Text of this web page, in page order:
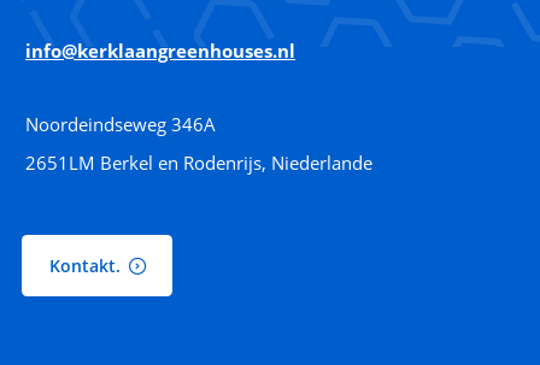
info@kerklaangreenhouses.nl
Noordeindseweg 346A
2651LM Berkel en Rodenrijs, Niederlande
Kontakt.